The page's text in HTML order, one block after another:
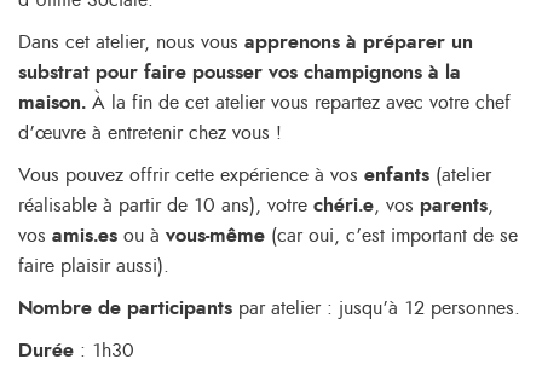
Dans cet atelier, nous vous apprenons à préparer un
substrat pour faire pousser vos champignons à la
maison. À la fin de cet atelier vous repartez avec votre chef
d’œuvre à entretenir chez vous !
Vous pouvez offrir cette expérience à vos enfants (atelier
réalisable à partir de 10 ans), votre chéri.e , vos parents
vos amis.es ou à vous-même (car oui, c’est important de se
faire plaisir aussi).
Nombre de participants par atelier : jusqu’à 12 personnes.
Durée : 1h30